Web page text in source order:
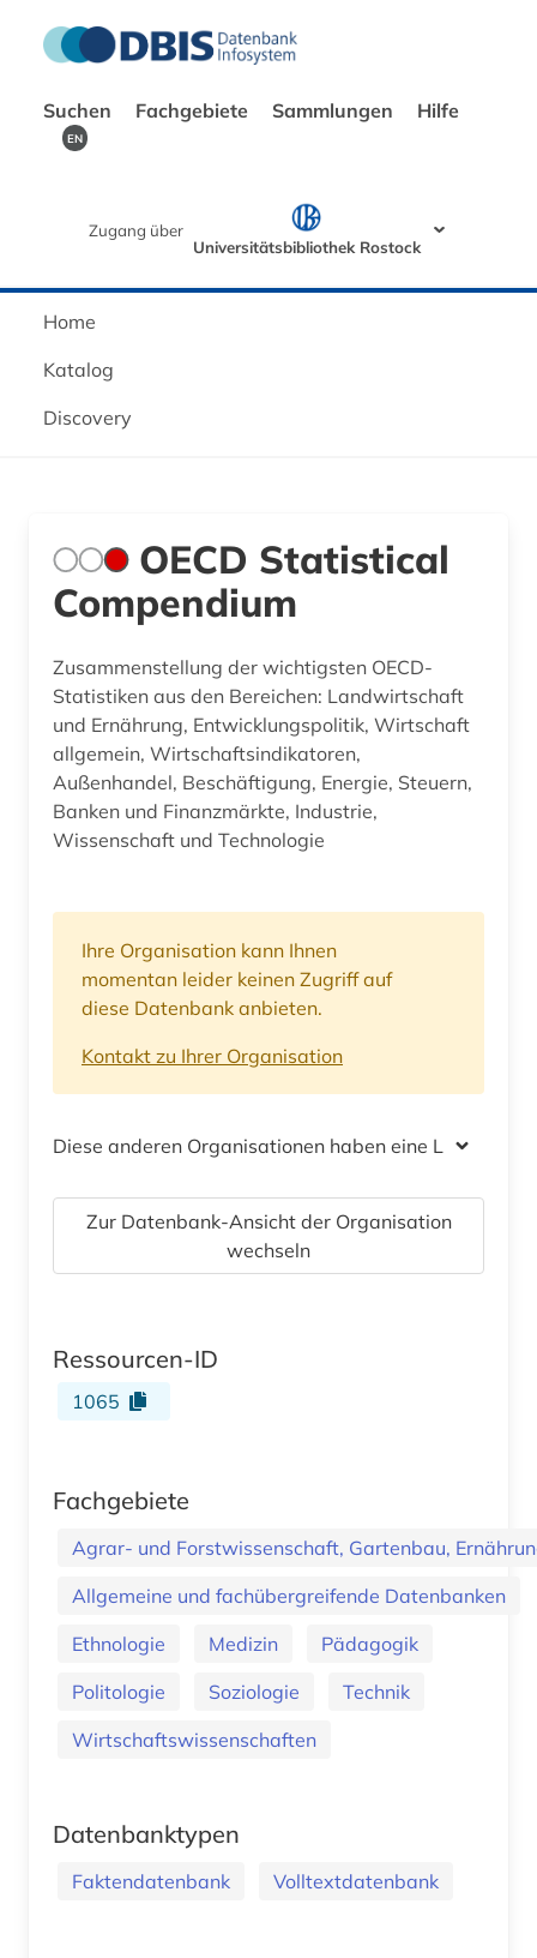
Suchen Fachgebiete Sammlungen Hilfe
EN
Zugang über
Universitätsbibliothek Rostock
Home
Katalog
Discovery
OECD Statistical
Compendium
Zusammenstellung der wichtigsten OECD-
Statistiken aus den Bereichen: Landwirtschaft
und Ernährung, Entwicklungspolitik, Wirtschaft
allgemein, Wirtschaftsindikatoren,
Außenhandel, Beschäftigung, Energie, Steuern,
Banken und Finanzmärkte, Industrie,
Wissenschaft und Technologie
Ihre Organisation kann Ihnen
momentan leider keinen Zugriff auf
diese Datenbank anbieten.
Kontakt zu Ihrer Organisation
Diese anderen Organisationen haben eine Lizenz
Zur Datenbank-Ansicht der Organisation
wechseln
Ressourcen-ID
1065
Fachgebiete
Agrar- und Forstwissenschaft, Gartenbau,
Allgemeine und fachübergreifende Datenbanken
Ethnologie
Medizin
Pädagogik
Politologie
Soziologie
Technik
Wirtschaftswissenschaften
Datenbanktypen
Faktendatenbank Volltextdatenbank